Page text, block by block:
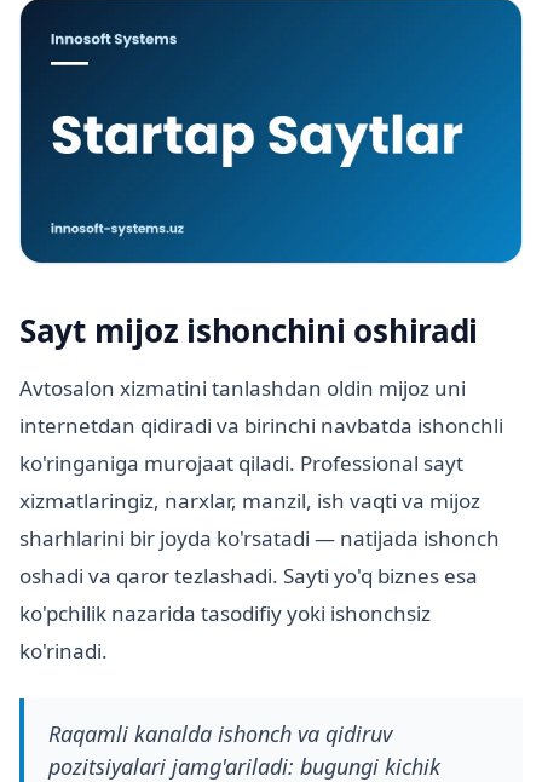
Sayt mijoz ishonchini oshiradi
Avtosalon xizmatini tanlashdan oldin mijoz uni
internetdan qidiradi va birinchi navbatda ishonchli
ko'ringaniga murojaat qiladi. Professional sayt
xizmatlaringiz, narxlar, manzil, ish vaqti va mijoz
sharhlarini bir joyda ko'rsatadi — natijada ishonch
oshadi va qaror tezlashadi. Sayti yo'q biznes esa
ko'pchilik nazarida tasodifiy yoki ishonchsiz
ko'rinadi.
Raqamli kanalda ishonch va qidiruv
pozitsiyalari jamg'ariladi: bugungi kichik